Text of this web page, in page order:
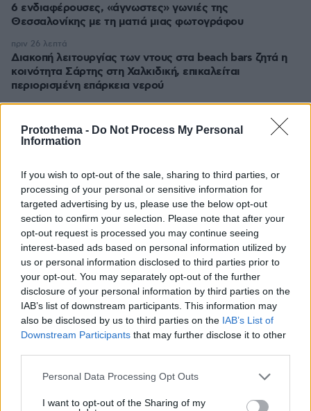
Protothema - Do Not Process My Personal
Information
If you wish to opt-out of the sale, sharing to third parties, or
processing of your personal or sensitive information for
targeted advertising by us, please use the below opt-out
section to confirm your selection. Please note that after your
opt-out request is processed you may continue seeing
interest-based ads based on personal information utilized by
us or personal information disclosed to third parties prior to
your opt-out. You may separately opt-out of the further
disclosure of your personal information by third parties on the
IAB’s list of downstream participants. This information may
also be disclosed by us to third parties on the IAB’s List of
Downstream Participants that may further disclose it to other
Please note that this website/app uses one or more Google
not limited to your visit or usage behaviour. You may click to
Personal Data Processing Opt Outs
I want to opt-out of the Sharing of my
6 ενδιαφέρουσες, «άγνωστες» γωνιές της
Θεσσαλονίκης με τη ματιά μιας φωτογράφου
Διακοπή λειτουργίας των ντους στα beach bars ζητά η
κοινότητα Σάρτης στη Χαλκιδική, επικαλείται
περιορισμένη επάρκεια νερού
πριν 26 λεπτά
Πώς θα κάνουμε μια περιποίηση προσώπου επιπέδου
σπα στο σπίτι
πριν 32 λεπτά
Σπιτικό προζύμι: Οδηγός για αρχάριους και μη – Η
διαδικασία, η χρήση, η συντήρηση
Ελπίδα για τη Δημοκρατία: Νέα αποχώρηση με αιχμές
για «απολυταρχικά προσωποπαγές διευθυντήριο
Καρυστιανού - Γρατσία»
πριν 35 λεπτά
Πώς ο Μέγας Αλέξανδρος συνέτριψε τους Ιλλυριούς:
Οι μεγάλες νίκες του Έλληνα στρατηλάτη στα Βαλκάνια
πριν 38 λεπτά
ΔΕΙΤΕ ΟΛΕΣ ΤΙΣ ΕΙΔΗΣΕΙΣ
ΤΑ ΠΙΟ ΔΗΜΟΦΙΛΗ